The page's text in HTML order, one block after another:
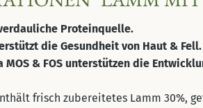
Proteinquelle.
die Gesundheit von Haut & Fell.
MOS & FOS unterstützen die
frisch zubereitetes Lamm 30%,